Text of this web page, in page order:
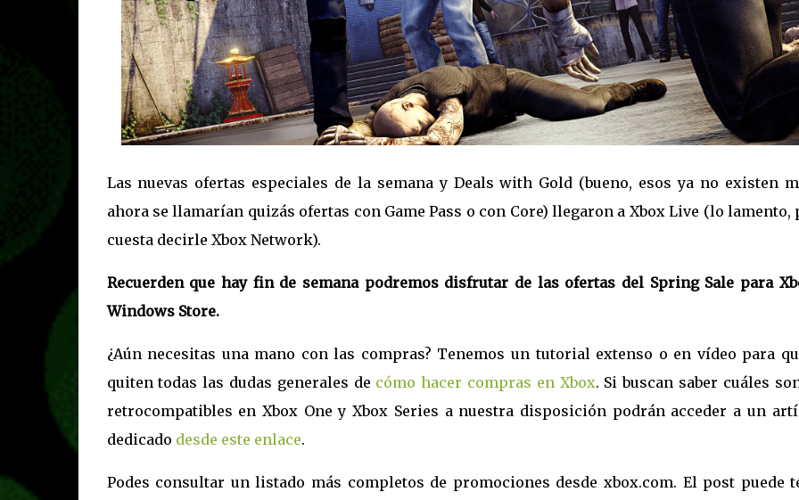
Las nuevas ofertas especiales de la semana y Deals with Gold (bueno, esos ya no existen
ahora se llamarían quizás ofertas con Game Pass o con Core) llegaron a Xbox Live (lo lamento,
cuesta decirle Xbox Network).
Recuerden que hay fin de semana podremos disfrutar de las ofertas del Spring Sale para
Windows Store.
¿Aún necesitas una mano con las compras? Tenemos un tutorial extenso o en vídeo para
quiten todas las dudas generales de cómo hacer compras en Xbox. Si buscan saber cuáles
retrocompatibles en Xbox One y Xbox Series a nuestra disposición podrán acceder a un
dedicado desde este enlace.
Podes consultar un listado más completos de promociones desde xbox.com. El post puede